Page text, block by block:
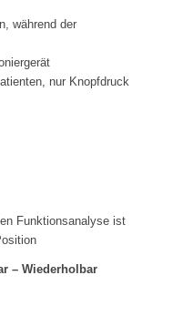
während der
nur Knopfdruck
Funktionsanalyse ist
– Wiederholbar